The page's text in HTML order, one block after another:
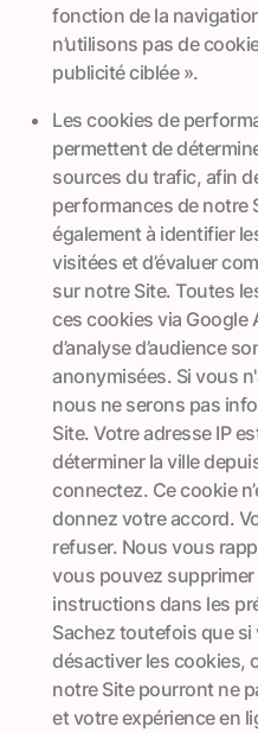
fonction de la
n’utilisons pas de
publicité ciblée ».
Les cookies de
permettent de
sources du trafic, afin
performances de notre
également à identifier
visitées et d’évaluer
sur notre Site. Toutes
ces cookies via Google
d’analyse d’audience
anonymisées. Si vous
nous ne serons pas
Site. Votre adresse IP
déterminer la ville
connectez. Ce cookie
donnez votre accord.
refuser. Nous vous
vous pouvez
instructions dans les
Sachez toutefois que
désactiver les cookies,
notre Site pourront ne
et votre expérience en